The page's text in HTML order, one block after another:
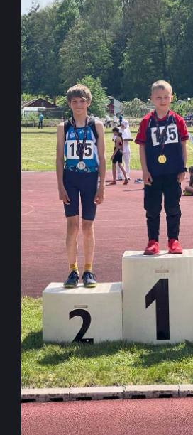
T
P
I
R
N
A
2
0
2